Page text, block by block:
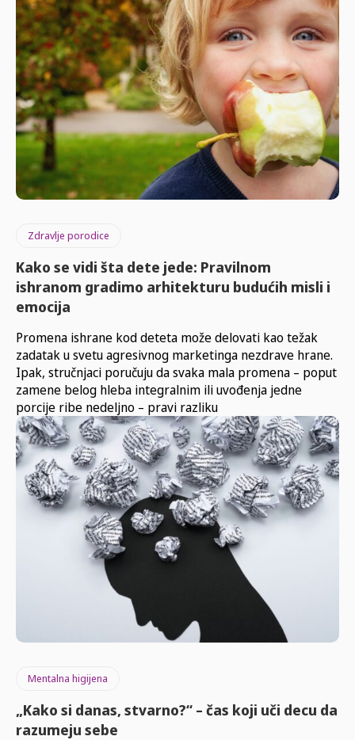
Zdravlje porodice
Kako se vidi šta dete jede: Pravilnom
ishranom gradimo arhitekturu budućih misli i
emocija
Promena ishrane kod deteta može delovati kao težak
zadatak u svetu agresivnog marketinga nezdrave hrane.
Ipak, stručnjaci poručuju da svaka mala promena – poput
zamene belog hleba integralnim ili uvođenja jedne
porcije ribe nedeljno – pravi razliku
Mentalna higijena
„Kako si danas, stvarno?“ – čas koji uči decu da
razumeju sebe